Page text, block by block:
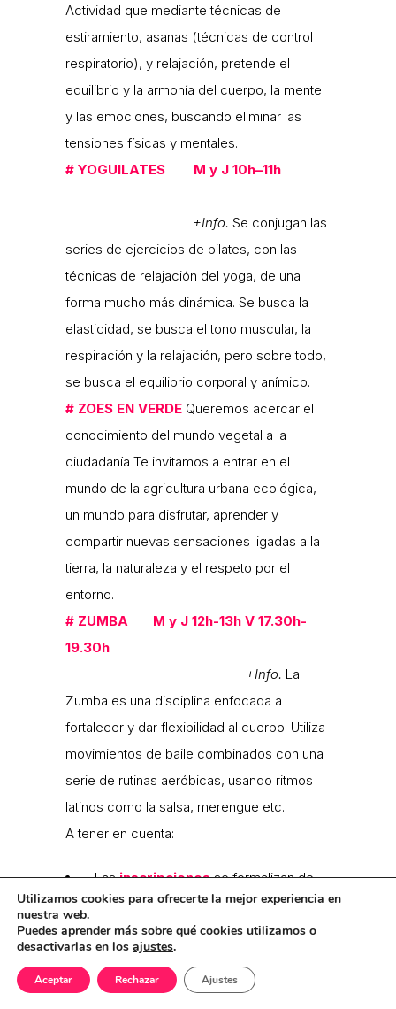
Actividad que mediante técnicas de
estiramiento, asanas (técnicas de control
respiratorio), y relajación, pretende el
equilibrio y la armonía del cuerpo, la mente
y las emociones, buscando eliminar las
tensiones físicas y mentales.
# YOGUILATES M y J 10h–11h
+Info. Se conjugan las
series de ejercicios de pilates, con las
técnicas de relajación del yoga, de una
forma mucho más dinámica. Se busca la
elasticidad, se busca el tono muscular, la
respiración y la relajación, pero sobre todo,
se busca el equilibrio corporal y anímico.
# ZOES EN VERDE Queremos acercar el
conocimiento del mundo vegetal a la
ciudadanía Te invitamos a entrar en el
mundo de la agricultura urbana ecológica,
un mundo para disfrutar, aprender y
compartir nuevas sensaciones ligadas a la
tierra, la naturaleza y el respeto por el
entorno.
# ZUMBA M y J 12h-13h V 17.30h-
19.30h
+Info. La
Zumba es una disciplina enfocada a
fortalecer y dar flexibilidad al cuerpo. Utiliza
movimientos de baile combinados con una
serie de rutinas aeróbicas, usando ritmos
latinos como la salsa, merengue etc.
A tener en cuenta:
• Lasinscripcionesse formalizan de
forma directa en la sede de ZOES Calle
Valle Inclán 8, por orden de llegada, en los
horarios establecidos
• Las actividades se programan
todo el curso, hasta junio.Salvo que por
Utilizamos cookies para ofrecerte la mejor experiencia en
nuestra web.
Puedes aprender más sobre qué cookies utilizamos o
desactivarlas en los ajustes.
Aceptar Rechazar Ajustes